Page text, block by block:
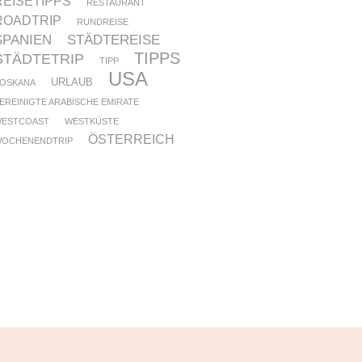
RESTAURANT
RUNDREISE
STÄDTEREISE
TIPP TIPPS
URLAUB USA
ARABISCHE EMIRATE
WESTKÜSTE
ÖSTERREICH